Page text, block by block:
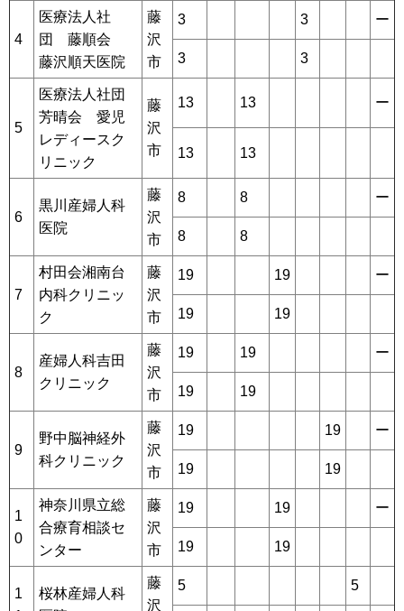
4
医療法人社
団 藤順会
藤沢順天医院
藤
沢
市
3 3 ー
3 3
5
医療法人社団
芳晴会 愛児
レディースク
リニック
藤
沢
市
13 13 ー
13 13
6
黒川産婦人科
医院
藤
沢
市
8 8 ー
8 8
7
村田会湘南台
内科クリニッ
ク
藤
沢
市
19 19 ー
19 19
8
産婦人科吉田
クリニック
藤
沢
市
19 19 ー
19 19
9
野中脳神経外
科クリニック
藤
沢
市
19 19 ー
19 19
1
0
神奈川県立総
合療育相談セ
ンター
藤
沢
市
19 19 ー
19 19
1
桜林産婦人科
藤
沢
5 5